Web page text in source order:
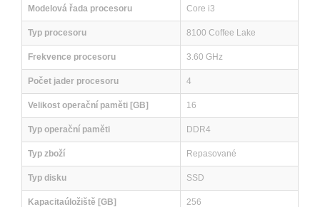
Modelová řada procesoru Core i3
Typ procesoru 8100 Coffee Lake
Frekvence procesoru 3.60 GHz
Počet jader procesoru 4
Velikost operační paměti [GB] 16
Typ operační paměti DDR4
Typ zboží Repasované
Typ disku SSD
Kapacitaúložiště [GB] 256